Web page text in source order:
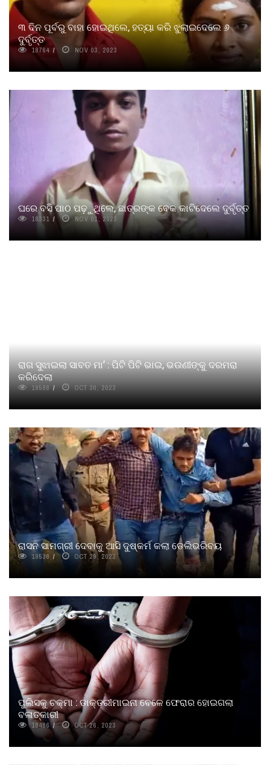
୩ ଦିନ ପୂର୍ବରୁ ବାହା ହୋଇଥିଲେ, ହତ୍ୟା କରି ଝୁଲାଇଦେଲେ ୬
ଦୁର୍ବୃତ୍ତ
18764 NOV 03, 2023
ଘରେ ବସି ପାଠ ପଢ଼ୁଥିଲେ, ଛାତ୍ରଙ୍କ ବେକ କାଟିଦେଲେ ଦୁର୍ବୃତ୍ତ
18331 NOV 01, 2023
ରାଗ ସୁଝାଇଲା ସାବତ ମା’ : ପିଟି ପିଟି ଭାଇ, ଭଉଣୀଙ୍କୁ ଦରମରା
କରିଦେଲା
19588 OCT 30, 2023
ରାସନ ସାମଗ୍ରୀ ଦେବାକୁ ଆସି ଦୁଷ୍କର୍ମ କଲା ଡେଲିଭରିବୟ
19538 OCT 29, 2023
ପୁଲିସକୁ ଚକ୍‌ମା : ଡାକ୍ତରୀମାଇନା ବେଳେ ଫେରାର ହୋଇଗଲା
ବଳାତ୍କାରୀ
18486 OCT 26, 2023